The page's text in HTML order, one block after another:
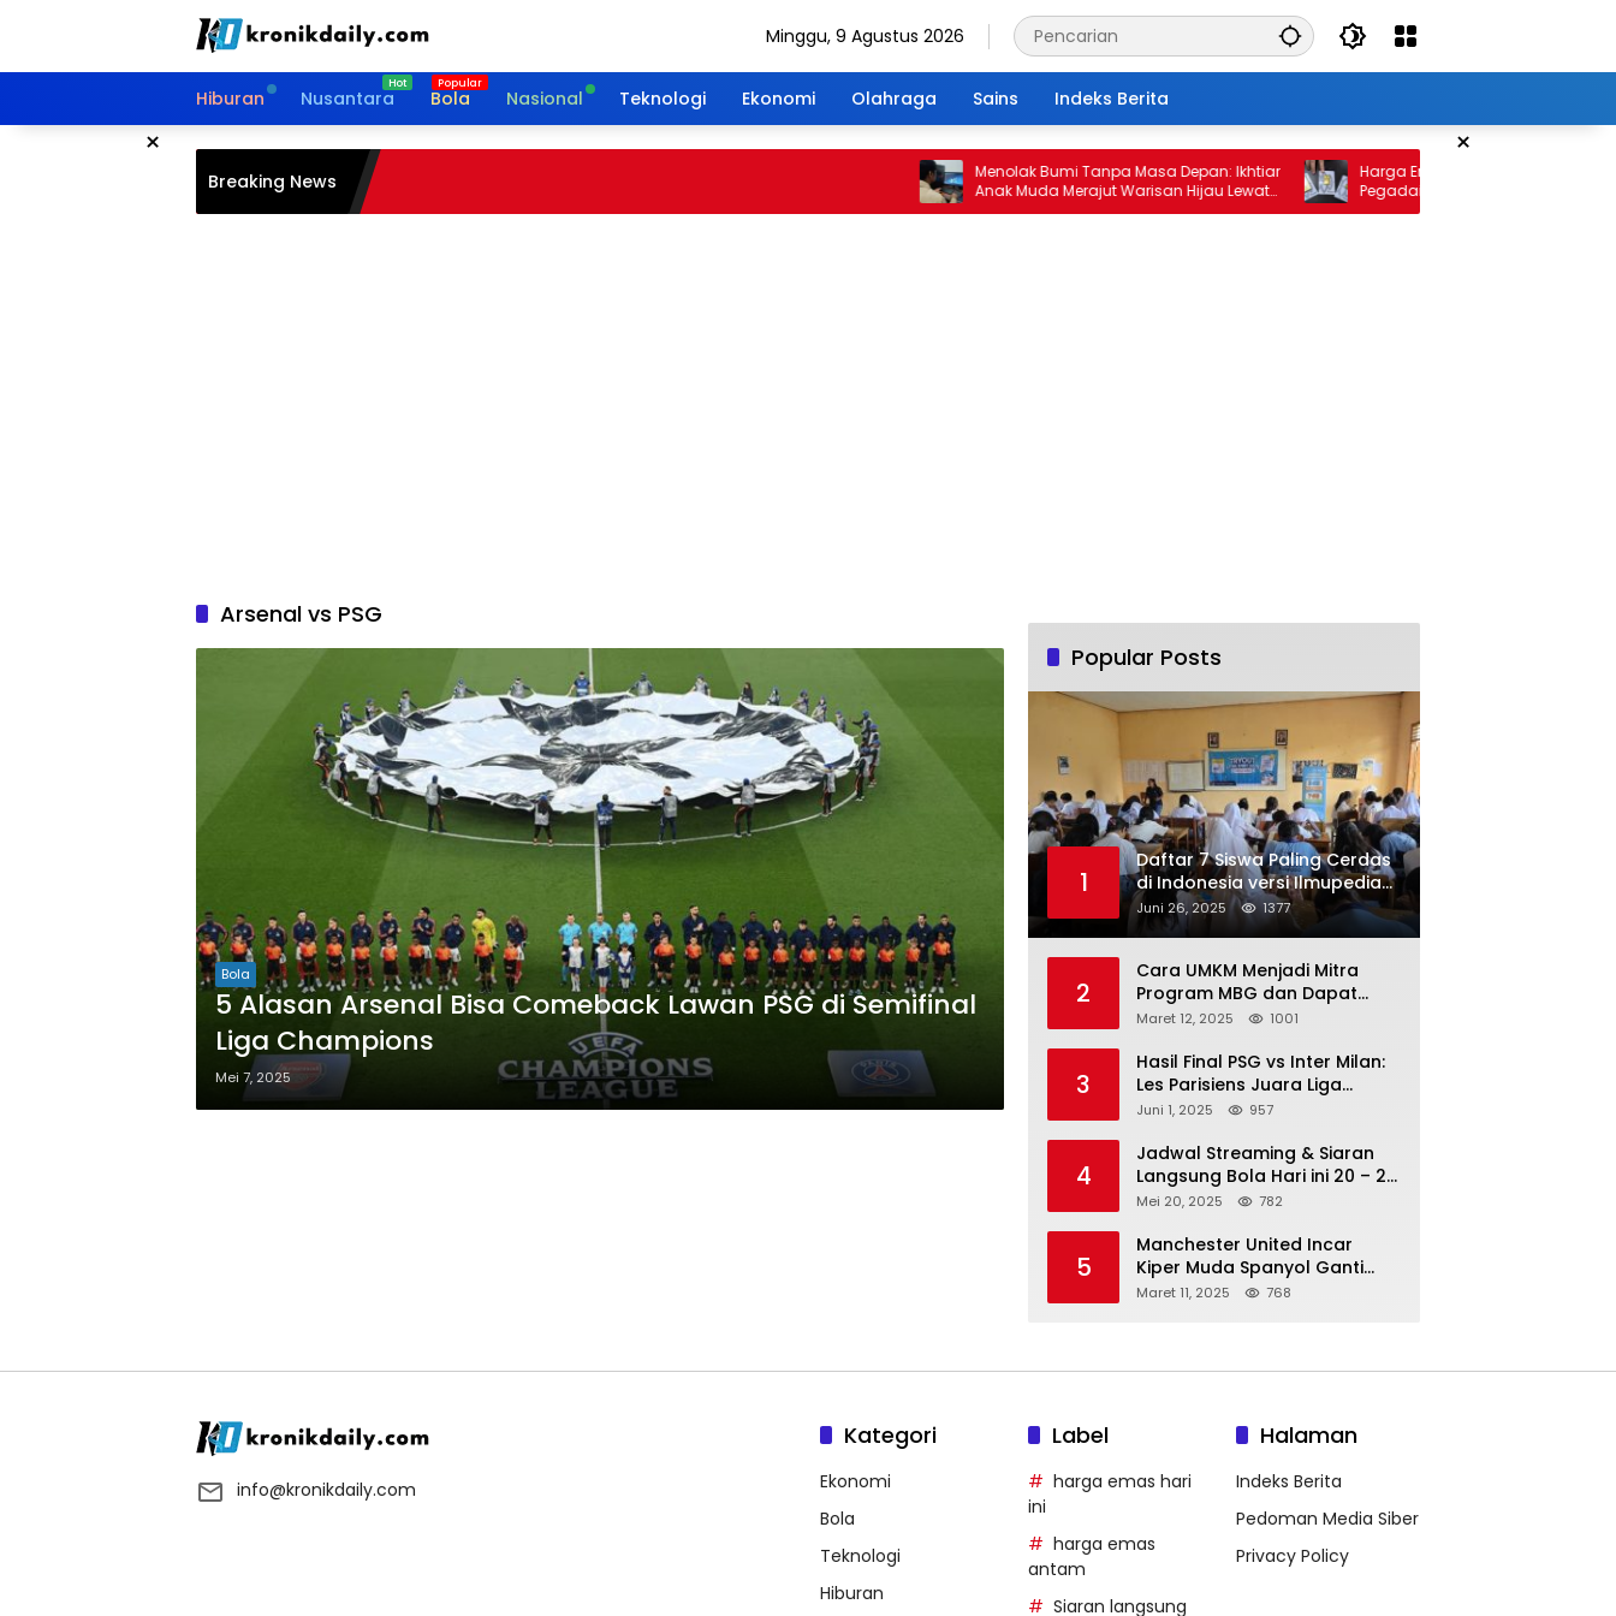
Minggu, 9 Agustus 2026
Hiburan Nusantara Bola Nasional Teknologi Ekonomi Olahraga Sains Indeks Berita
× ×
Breaking News
Menolak Bumi Tanpa Masa Depan: Ikhtiar
Anak Muda Merajut Warisan Hijau Lewat
Portal Waktu
Harga Emas 10 Februari 2026: Antam dan
Pegadaian Kembali Melonjak
Arsenal vs PSG
Bola
5 Alasan Arsenal Bisa Comeback Lawan PSG di Semifinal
Liga Champions
Mei 7, 2025
Popular Posts
1
Daftar 7 Siswa Paling Cerdas
di Indonesia versi Ilmupedia
Tryout UTBK 2025
Juni 26, 2025 1377
2
Cara UMKM Menjadi Mitra
Program MBG dan Dapat
Modal Hingga Rp500 Juta
Maret 12, 2025 1001
3
Hasil Final PSG vs Inter Milan:
Les Parisiens Juara Liga
Champions 2025 usai Bantai il
Juni 1, 2025 957
4
Jadwal Streaming & Siaran
Langsung Bola Hari ini 20 – 21
Mei 2025: Manchester City vs
Mei 20, 2025 782
5
Manchester United Incar
Kiper Muda Spanyol Ganti
Andre Onana
Maret 11, 2025 768
info@kronikdaily.com
Kategori
Ekonomi
Bola
Teknologi
Hiburan
Label
harga emas hari
ini
harga emas
antam
Siaran langsung
Halaman
Indeks Berita
Pedoman Media Siber
Privacy Policy